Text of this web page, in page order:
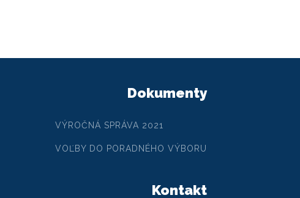
Dokumenty
VÝROČNÁ SPRÁVA 2021
VOĽBY DO PORADNÉHO VÝBORU
Kontakt